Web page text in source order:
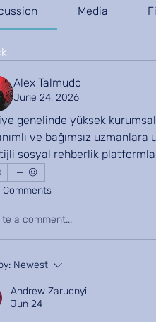
Media
Alex Talmudo
June 24, 2026
genelinde yüksek
ve bağımsız
sosyal rehberlik
Comments
a comment...
Newest
Andrew Zarudnyi
Jun 24